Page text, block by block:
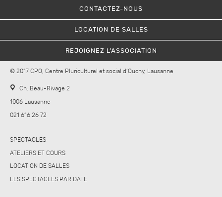
CONTACTEZ-NOUS
LOCATION DE SALLES
REJOIGNEZ L’ASSOCIATION
© 2017 CPO, Centre Pluriculturel et social d’Ouchy, Lausanne
Ch. Beau-Rivage 2
1006 Lausanne
021 616 26 72
SPECTACLES
ATELIERS ET COURS
LOCATION DE SALLES
LES SPECTACLES PAR DATE